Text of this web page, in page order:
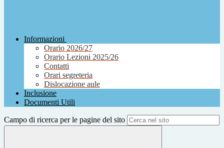
Informazioni
Orario 2026/27
Orario Lezioni 2025/26
Contatti
Orari segreteria
Dislocazione aule
Inclusione
Documenti Utili
Campo di ricerca per le pagine del sito